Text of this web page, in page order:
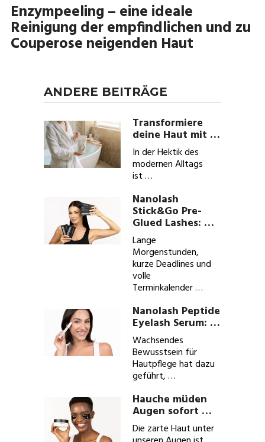
Enzympeeling – eine ideale
Reinigung der empfindlichen und zu
Couperose neigenden Haut
ANDERE BEITRÄGE
Transformiere
deine Haut mit …
In der Hektik des
modernen Alltags
ist …
Nanolash
Stick&Go Pre-
Glued Lashes: …
Lange
Morgenstunden,
kurze Deadlines und
volle
Terminkalender …
Nanolash Peptide
Eyelash Serum: …
Wachsendes
Bewusstsein für
Hautpflege hat dazu
geführt, …
Hauche müden
Augen sofort …
Die zarte Haut unter